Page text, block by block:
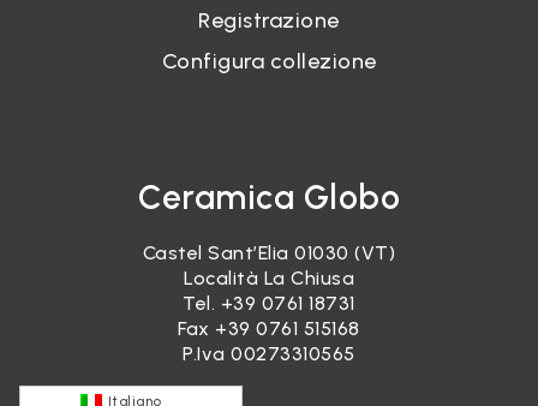
Registrazione
Configura collezione
Ceramica Globo
Castel Sant’Elia 01030 (VT)
Località La Chiusa
Tel. +39 0761 18731
Fax +39 0761 515168
P.Iva 00273310565
Italiano